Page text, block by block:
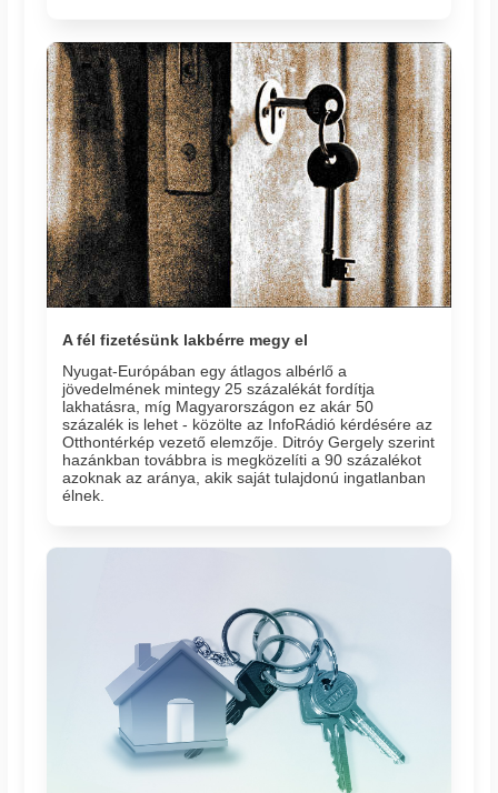
A fél fizetésünk lakbérre megy el
Nyugat-Európában egy átlagos albérlő a
jövedelmének mintegy 25 százalékát fordítja
lakhatásra, míg Magyarországon ez akár 50
százalék is lehet - közölte az InfoRádió kérdésére az
Otthontérkép vezető elemzője. Ditróy Gergely szerint
hazánkban továbbra is megközelíti a 90 százalékot
azoknak az aránya, akik saját tulajdonú ingatlanban
élnek.